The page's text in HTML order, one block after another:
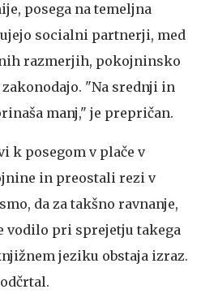
posega na temeljna
socialni partnerji, med
razmerjih, pokojninsko
"Na srednji in
manj," je prepričan.
k posegom v plače v
in preostali rezi v
da za takšno ravnanje,
vodilo pri sprejetju takega
jeziku obstaja izraz.